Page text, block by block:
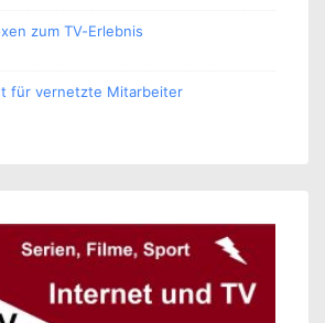
zum TV-Erlebnis
für vernetzte Mitarbeiter